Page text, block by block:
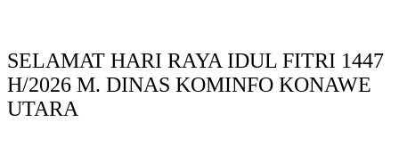
SELAMAT HARI RAYA IDUL FITRI 1447
H/2026 M. DINAS KOMINFO KONAWE
UTARA